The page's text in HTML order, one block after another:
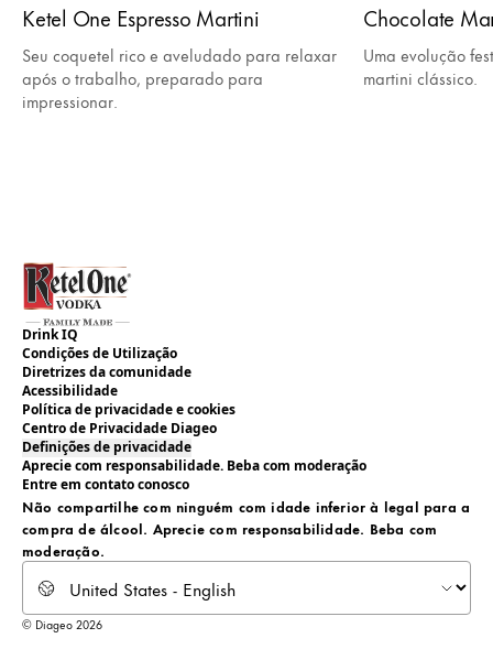
Ketel One Espresso Martini
Seu coquetel rico e aveludado para relaxar
após o trabalho, preparado para
impressionar.
Chocolate
Uma evolução
martini clássico.
Drink IQ
Condições de Utilização
Diretrizes da comunidade
Acessibilidade
Política de privacidade e cookies
Centro de Privacidade Diageo
Definições de privacidade
Aprecie com responsabilidade. Beba com moderação
Entre em contato conosco
Não compartilhe com ninguém com idade inferior à legal para a
compra de álcool. Aprecie com responsabilidade. Beba com
moderação.
© Diageo 2026
Select locale